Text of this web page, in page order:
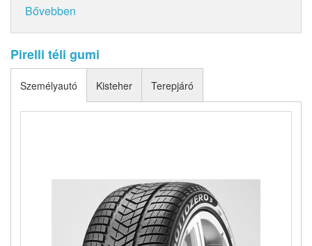
Bővebben
Pirelli téli gumi
Személyautó Kisteher Terepjáró